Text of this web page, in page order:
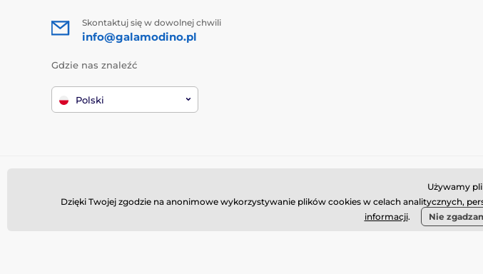
Skontaktuj się w dowolnej chwili
info@galamodino.pl
Gdzie nas znaleźć
Polski
© 2026 www.galamodino.pl ⦁
Używamy
Dzięki Twojej zgodzie na anonimowe wykorzystywanie plików cookies w celach analitycznych,
informacji. Nie